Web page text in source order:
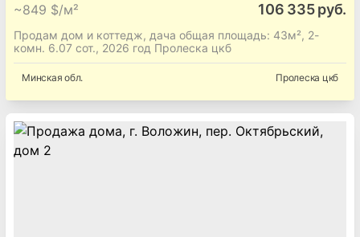
~849 $/м² 106 335 руб.
Продам дом и коттедж, дача общая площадь: 43м², 2-
комн. 6.07 сот., 2026 год Пролеска цкб
Минская обл. Пролеска цкб